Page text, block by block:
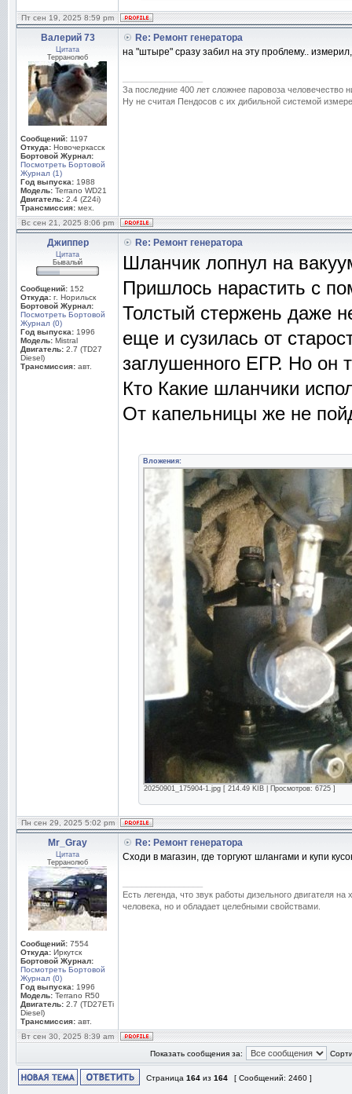
Пт сен 19, 2025 8:59 pm
Валерий 73
Цитата
Терранолюб
Сообщений: 1197
Откуда: Новочеркасск
Бортовой Журнал:
Посмотреть Бортовой
Журнал (1)
Год выпуска: 1988
Модель: Terrano WD21
Двигатель: 2.4 (Z24i)
Трансмиссия: мех.
Re: Ремонт генератора
на "штыре" сразу забил на эту проблему..
За последние 400 лет сложнее паровоза человечество
Ну не считая Пендосов с их дибильной системой
Вс сен 21, 2025 8:06 pm
Джиппер
Цитата
Бывалый
Сообщений: 152
Откуда: г. Норильск
Бортовой Журнал:
Посмотреть Бортовой
Журнал (0)
Год выпуска: 1996
Модель: Mistral
Двигатель: 2.7 (TD27
Diesel)
Трансмиссия: авт.
Re: Ремонт генератора
Шланчик лопнул на
Пришлось нарастить с
Толстый стержень даже
еще и сузилась от
заглушенного ЕГР. Но он
Кто Какие шланчики
От капельницы же не
Вложения:
20250901_175904-1.jpg [ 214.49 KIB | Просмотров: 6725 ]
Пн сен 29, 2025 5:02 pm
Mr_Gray
Цитата
Терранолюб
Сообщений: 7554
Откуда: Иркутск
Бортовой Журнал:
Посмотреть Бортовой
Журнал (0)
Год выпуска: 1996
Модель: Terrano R50
Двигатель: 2.7 (TD27ETi
Diesel)
Трансмиссия: авт.
Re: Ремонт генератора
Сходи в магазин, где торгуют шлангами и купи
Есть легенда, что звук работы дизельного двигателя
человека, но и обладает целебными свойствами.
Вт сен 30, 2025 8:39 am
Показать сообщения за:
Страница 164 из 164 [ Сообщений: 2460 ]